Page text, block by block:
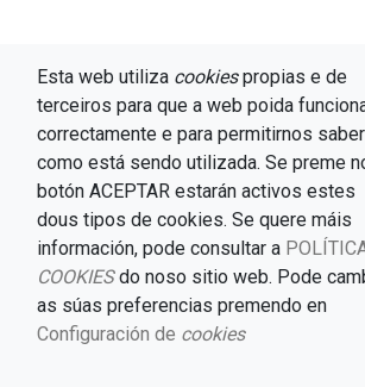
© 2021-2026 CELMI, versión 1.0 (Fernando
Vigo) /
Condicións de uso Política de protección de
Esta web utiliza cookiespropias e de
terceiros para que a web poida
correctamente e para permitirnos saber
como está sendo utilizada. Se preme
botón ACEPTAR estarán activos estes
dous tipos de cookies. Se quere máis
información, pode consultar a
COOKIESdo noso sitio web. Pode
as súas preferencias premendo en
Configuración de cookies